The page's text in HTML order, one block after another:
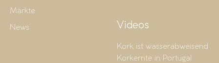
Märkte
News Videos
Kork ist wasserabweisend
Korkernte in Portugal